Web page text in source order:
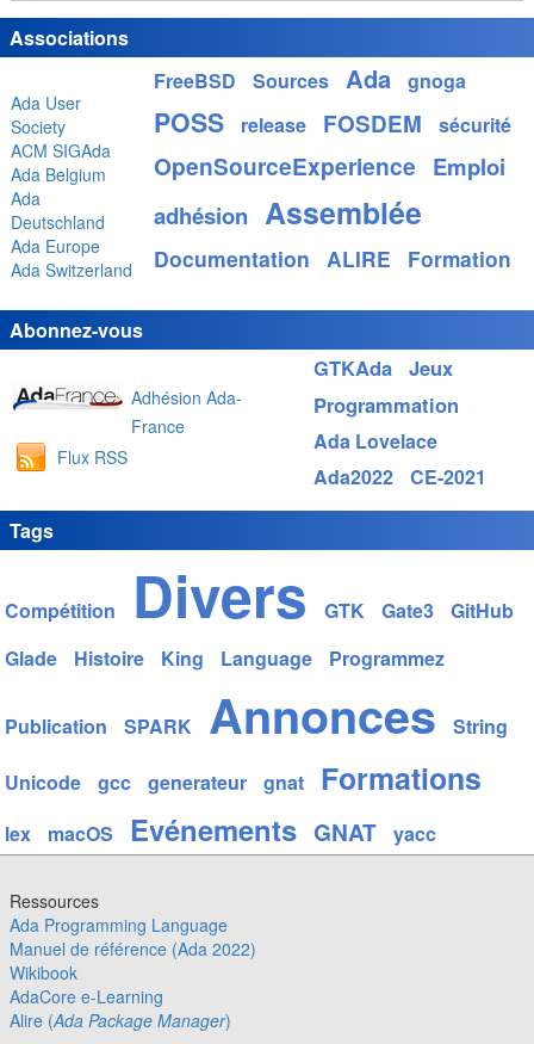
Associations
Ada User
Society
ACM SIGAda
Ada Belgium
Ada
Deutschland
Ada Europe
Ada Switzerland
Abonnez-vous
Adhésion Ada-
France
Flux RSS
Tags
FreeBSD Sources Ada gnoga
POSS release FOSDEM sécurité
OpenSourceExperience Emploi
adhésion Assemblée
Documentation ALIRE Formation
GTKAda Jeux
Programmation
Ada Lovelace
Ada2022
CE-2021
Compétition Divers GTK Gate3
GitHub
Glade
Histoire King Language Programmez
Publication SPARK Annonces String
Unicode gcc generateur gnat Formations
lex macOS Evénements GNAT yacc
Ressources
Ada Programming Language
Manuel de référence (Ada 2022)
Wikibook
AdaCore e-Learning
Alire (Ada Package Manager)